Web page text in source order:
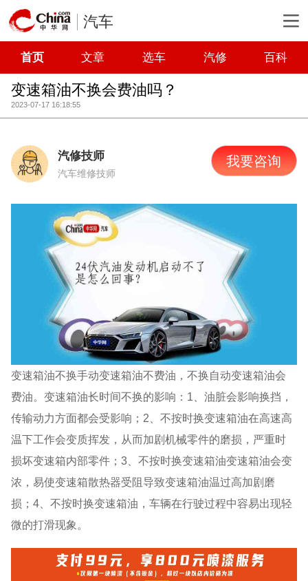
汽车
首页 文章 选车 汽修 百科
变速箱油不换会费油吗？
2023-07-17 16:18:55
汽修技师
汽车维修技师
我要咨询
变速箱油不换手动变速箱油不费油，不换自动变速箱油会
费油。变速箱油长时间不换的影响：1、油脏会影响换挡，
传输动力方面都会受影响；2、不按时换变速箱油在高速高
温下工作会变质挥发，从而加剧机械零件的磨损，严重时
损坏变速箱内部零件；3、不按时换变速箱油变速箱油会变
浓，易使变速箱散热器受阻导致变速箱油温过高加剧磨
损；4、不按时换变速箱油，车辆在行驶过程中容易出现轻
微的打滑现象。